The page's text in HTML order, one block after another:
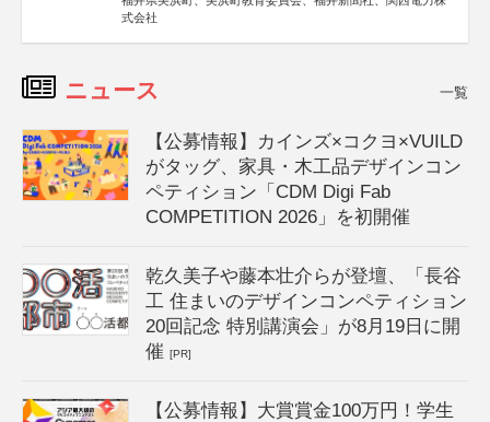
式会社
ニュース 一覧
【公募情報】カインズ×コクヨ×VUILD
がタッグ、家具・木工品デザインコン
ペティション「CDM Digi Fab
COMPETITION 2026」を初開催
乾久美子や藤本壮介らが登壇、「長谷
工 住まいのデザインコンペティション
20回記念 特別講演会」が8月19日に開
催[PR]
【公募情報】大賞賞金100万円！学生